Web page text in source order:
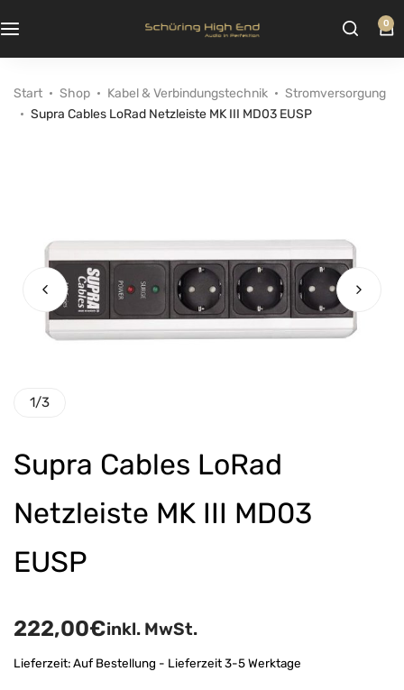
0
Start Shop Kabel & Verbindungstechnik
Stromversorgung
Supra Cables LoRad Netzleiste MK III MD03 EUSP
1/3
Supra Cables LoRad
Netzleiste MK III MD03
EUSP
222,00€inkl. MwSt.
Lieferzeit:Auf Bestellung - Lieferzeit 3-5 Werktage